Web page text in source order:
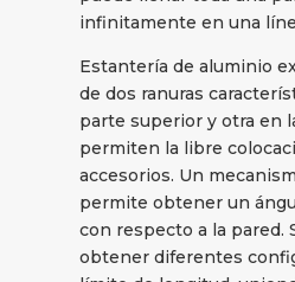
infinitamente en una
Estantería de aluminio
de dos ranuras
parte superior y otra en
permiten la libre
accesorios. Un
permite obtener un
con respecto a la pared.
obtener diferentes